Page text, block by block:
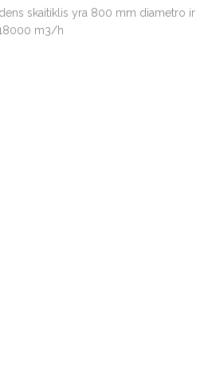
skaitiklis yra 800 mm diametro ir
m3/h